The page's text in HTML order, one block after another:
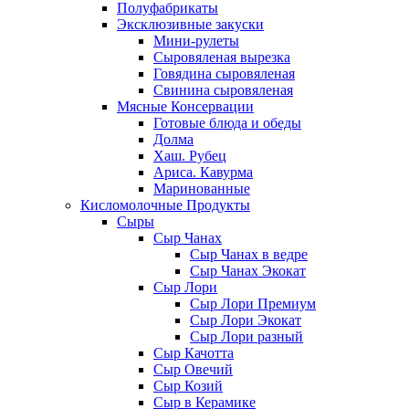
Полуфабрикаты
Эксклюзивные закуски
Мини-рулеты
Сыровяленая вырезка
Говядина сыровяленая
Свинина сыровяленая
Мясные Консервации
Готовые блюда и обеды
Долма
Хаш. Рубец
Ариса. Кавурма
Маринованные
Кисломолочные Продукты
Сыры
Сыр Чанах
Сыр Чанах в ведре
Сыр Чанах Экокат
Сыр Лори
Сыр Лори Премиум
Сыр Лори Экокат
Сыр Лори разный
Сыр Качотта
Сыр Овечий
Сыр Козий
Сыр в Керамике